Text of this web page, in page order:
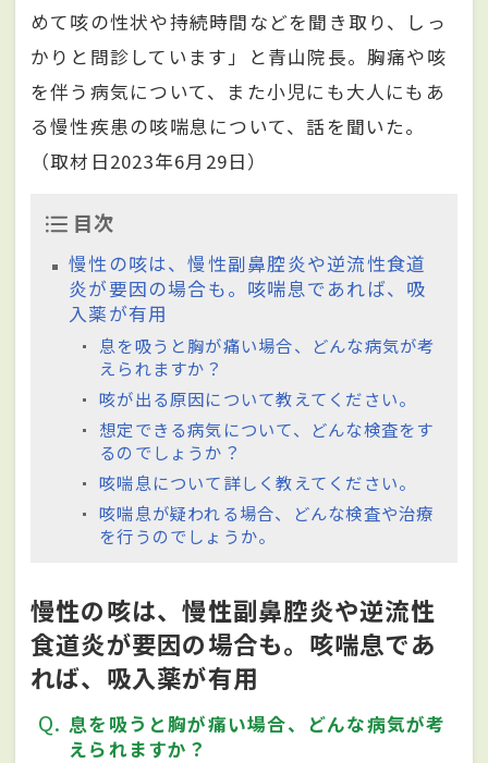
めて咳の性状や持続時間などを聞き取り、しっ
かりと問診しています」と青山院長。胸痛や咳
を伴う病気について、また小児にも大人にもあ
る慢性疾患の咳喘息について、話を聞いた。
（取材日2023年6月29日）
目次
慢性の咳は、慢性副鼻腔炎や逆流性食道
炎が要因の場合も。咳喘息であれば、吸
入薬が有用
息を吸うと胸が痛い場合、どんな病気が考
えられますか？
咳が出る原因について教えてください。
想定できる病気について、どんな検査をす
るのでしょうか？
咳喘息について詳しく教えてください。
咳喘息が疑われる場合、どんな検査や治療
を⾏うのでしょうか。
慢性の咳は、慢性副鼻腔炎や逆流性
食道炎が要因の場合も。咳喘息であ
れば、吸入薬が有用
Q
息を吸うと胸が痛い場合、どんな病気が考
えられますか？